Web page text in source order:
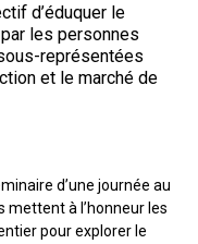
d’éduquer le
les personnes
représentées
et le marché de
d’une journée au
mettent à l’honneur les
pour explorer le